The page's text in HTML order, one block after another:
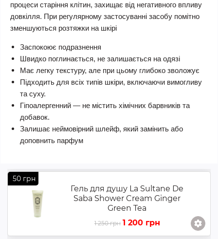
процеси старіння клітин, захищає від негативного впливу
довкілля. При регулярному застосуванні засобу помітно
зменшуються розтяжки на шкірі
Заспокоює подразнення
Швидко поглинається, не залишається на одязі
Має легку текстуру, але при цьому глибоко зволожує
Підходить для всіх типів шкіри, включаючи вимогливу
та суху.
Гіпоалергенний — не містить хімічних барвників та
добавок.
Залишає неймовірний шлейф, який замінить або
доповнить парфум
50 грн
Гель для душу La Sultane De
Saba Shower Cream Ginger
Green Tea
1 250 грн 1 200 грн